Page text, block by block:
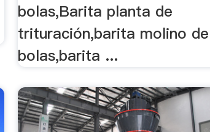
bolas,Barita planta de
trituración,barita molino de
bolas,barita ...